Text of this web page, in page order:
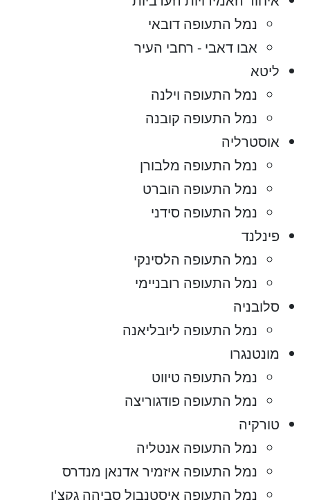
נמל התעופה דובאי
אבו דאבי - רחבי העיר
ליטא
נמל התעופה וילנה
נמל התעופה קובנה
אוסטרליה
נמל התעופה מלבורן
נמל התעופה הוברט
נמל התעופה סידני
פינלנד
נמל התעופה הלסינקי
נמל התעופה רובניימי
סלובניה
נמל התעופה ליובליאנה
מונטנגרו
נמל התעופה טיווט
נמל התעופה פודגוריצה
טורקיה
נמל התעופה אנטליה
נמל התעופה איזמיר אדנאן מנדרס
נמל התעופה איסטנבול סביהה גקצ'ן